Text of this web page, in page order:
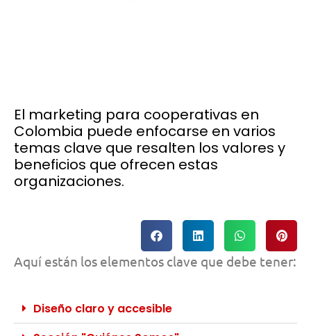
El marketing para cooperativas en
Colombia puede enfocarse en varios
temas clave que resalten los valores y
beneficios que ofrecen estas
organizaciones.
Aquí están los elementos clave que debe tener:
Diseño claro y accesible